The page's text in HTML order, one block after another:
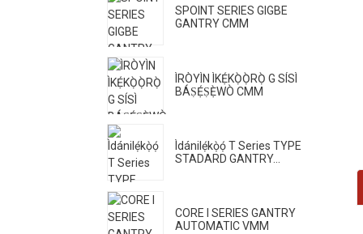
SPOINT SERIES GIGBE
GANTRY CMM
ÌRÒYÌN ÌKẸ́KỌ̀Ọ̀RỌ̀ G SÍSÌ
BÁṢẸ́ṢẸ̀WÒ CMM
Ìdánilẹ́kọ̀ọ́ T Series TYPE
STADARD GANTRY...
CORE I SERIES GANTRY
AUTOMATIC VMM